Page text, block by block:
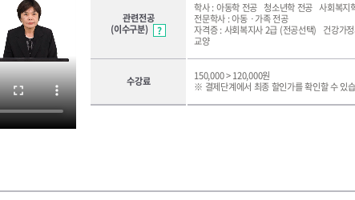
관련전공
(이수구분)
학사 : 아동학 전공 청소년학 전공 사회복지
전문학사 : 아동ㆍ가족 전공
자격증 : 사회복지사 2급 (전공선택) 건강가
교양
수강료 150,000>120,000원
※ 결제단계에서 최종 할인가를 확인할 수 있